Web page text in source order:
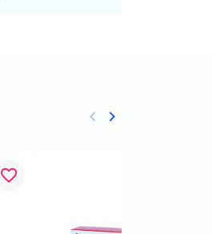
favorite_border
Anterior
keyboard_arrow_left Siguiente
keyboard_arrow_right